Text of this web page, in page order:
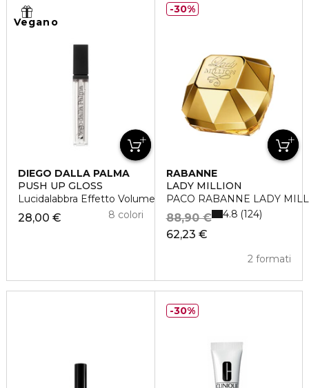
Vegano
DIEGO DALLA PALMA
PUSH UP GLOSS
Lucidalabbra Effetto Volume
28,00 € 8 colori
RABANNE
LADY MILLION
PACO RABANNE LADY
62,23 €
88,90 €
2 formati
4.8 124
30%
30%